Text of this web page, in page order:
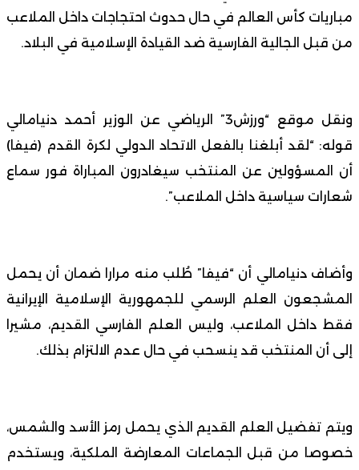
مباريات كأس العالم في حال حدوث احتجاجات داخل الملاعب
من قبل الجالية الفارسية ضد القيادة الإسلامية في البلاد.
ونقل موقع “ورزش3” الرياضي عن الوزير أحمد دنيامالي
قوله: “لقد أبلغنا بالفعل الاتحاد الدولي لكرة القدم (فيفا)
أن المسؤولين عن المنتخب سيغادرون المباراة فور سماع
شعارات سياسية داخل الملاعب”.
وأضاف دنيامالي أن “فيفا” طُلب منه مرارا ضمان أن يحمل
المشجعون العلم الرسمي للجمهورية الإسلامية الإيرانية
فقط داخل الملاعب، وليس العلم الفارسي القديم، مشيرا
إلى أن المنتخب قد ينسحب في حال عدم الالتزام بذلك.
ويتم تفضيل العلم القديم الذي يحمل رمز الأسد والشمس،
خصوصا من قبل الجماعات المعارضة الملكية، ويستخدم